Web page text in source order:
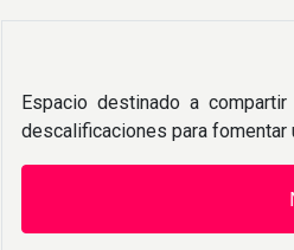
Espacio destinado a
descalificaciones para